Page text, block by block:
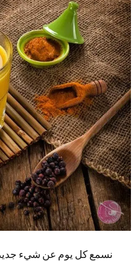
نسمع كل يوم عن شيء